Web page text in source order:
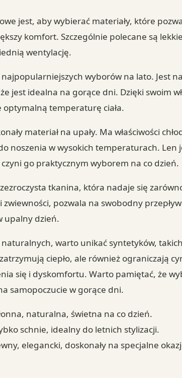
jest, aby wybierać materiały, które
komfort. Szczególnie polecane są
wentylację.
najpopularniejszych wyborów na lato. Jest
jest idealna na gorące dni. Dzięki swoim
optymalną temperaturę ciała.
materiał na upały. Ma właściwości
noszenia w wysokich temperaturach.
go praktycznym wyborem na co dzień.
tkanina, która nadaje się
zwiewności, pozwala na swobodny
upalny dzień.
naturalnych, warto unikać syntetyków,
ciepło, ale również ograniczają
się i dyskomfortu. Warto pamiętać, że
samopoczucie w gorące dni.
naturalna, świetna na co dzień.
schnie, idealny do letnich stylizacji.
elegancki, doskonały na specjalne